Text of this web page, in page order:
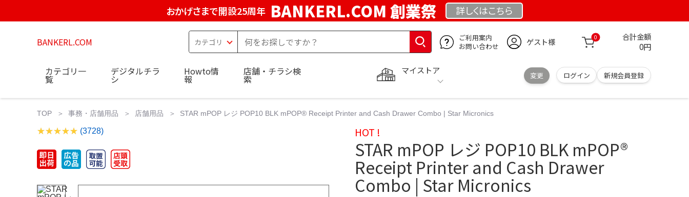
おかげさまで開設25周年 BANKERL.COM 創業祭 詳しくはこちら
BANKERL.COM
ご利用案内
お問い合わせ
ゲスト様 0 合計金額
0円
マイストア
変更 ログイン 新規会員登録
カテゴリ一
覧
デジタルチラ
シ
Howto情
報
店舗・チラシ検
索
TOP 事務・店舗用品 店舗用品 STAR mPOP レジ POP10 BLK mPOP® Receipt Printer and Cash Drawer Combo | Star Micronics
(3728) HOT !
STAR mPOP レジ POP10 BLK mPOP®
Receipt Printer and Cash Drawer
Combo | Star Micronics